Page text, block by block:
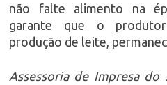
não falte alimento na
garante que o
produção de leite,
Assessoria de Impresa do